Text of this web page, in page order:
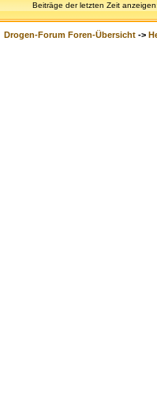
Beiträge der letzten Zeit
Drogen-Forum Foren-Übersicht ->